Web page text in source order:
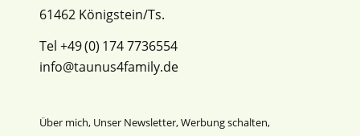
61462 Königstein/Ts.
Tel +49 (0) 174 7736554
info@taunus4family.de
Über mich, Unser Newsletter,Werbung schalten,